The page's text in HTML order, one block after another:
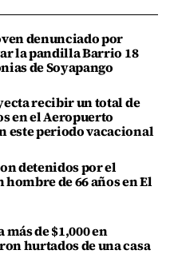
denunciado por
la pandilla Barrio 18
de Soyapango
recibir un total de
en el Aeropuerto
este periodo vacacional
detenidos por el
de 66 años en El
de $1,000 en
hurtados de una casa